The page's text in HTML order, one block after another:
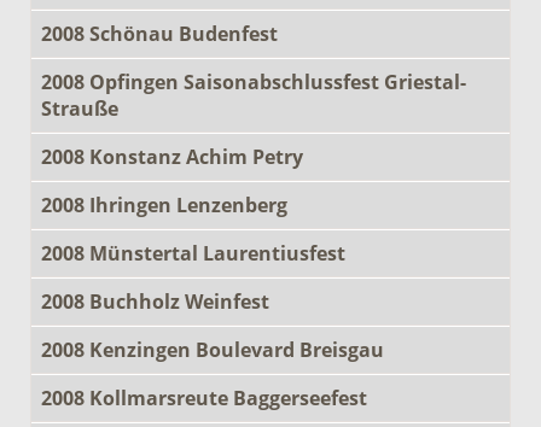
2008 Schönau Budenfest
2008 Opfingen Saisonabschlussfest Griestal-
Strauße
2008 Konstanz Achim Petry
2008 Ihringen Lenzenberg
2008 Münstertal Laurentiusfest
2008 Buchholz Weinfest
2008 Kenzingen Boulevard Breisgau
2008 Kollmarsreute Baggerseefest